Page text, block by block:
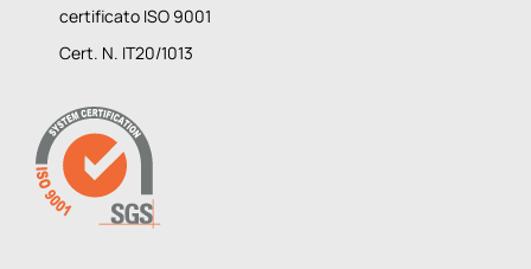
certificato ISO 9001
Cert. N. IT20/1013